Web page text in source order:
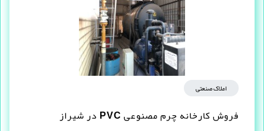
املاک صنعتی
فروش کارخانه چرم مصنوعى PVC در شیراز